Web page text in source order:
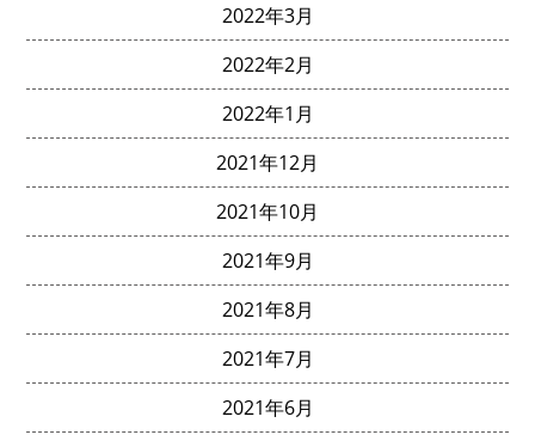
2022年3月
2022年2月
2022年1月
2021年12月
2021年10月
2021年9月
2021年8月
2021年7月
2021年6月